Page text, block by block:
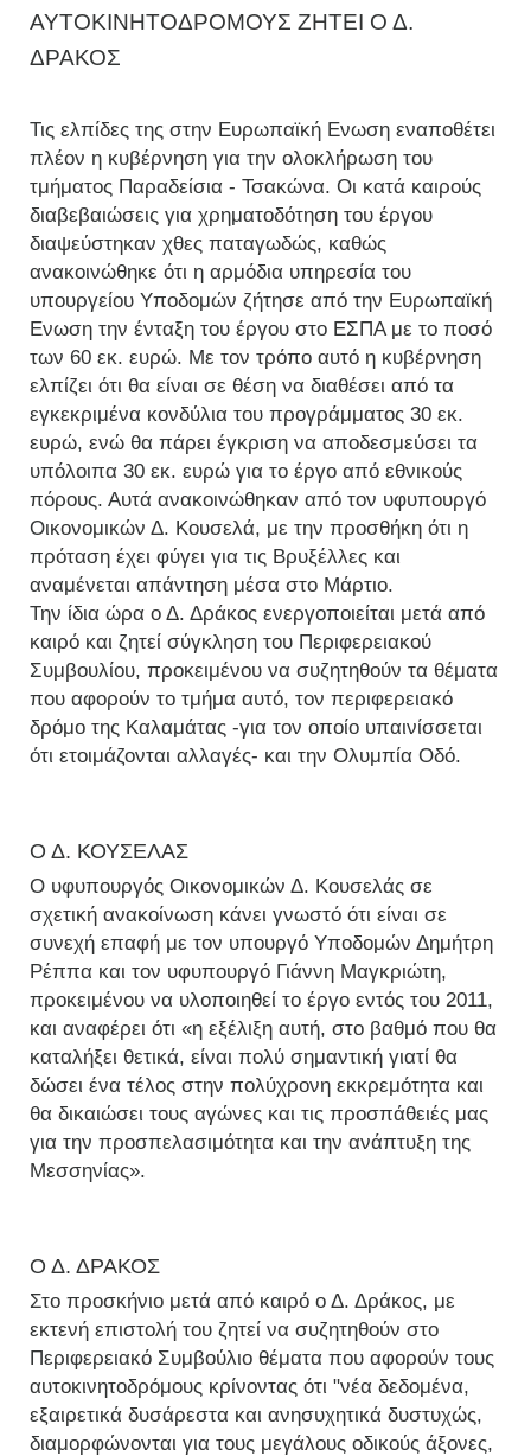
ΑΥΤΟΚΙΝΗΤΟΔΡΟΜΟΥΣ ΖΗΤΕΙ Ο Δ.
ΔΡΑΚΟΣ
Τις ελπίδες της στην Ευρωπαϊκή Ενωση εναποθέτει
πλέον η κυβέρνηση για την ολοκλήρωση του
τμήματος Παραδείσια - Τσακώνα. Οι κατά καιρούς
διαβεβαιώσεις για χρηματοδότηση του έργου
διαψεύστηκαν χθες παταγωδώς, καθώς
ανακοινώθηκε ότι η αρμόδια υπηρεσία του
υπουργείου Υποδομών ζήτησε από την Ευρωπαϊκή
Ενωση την ένταξη του έργου στο ΕΣΠΑ με το ποσό
των 60 εκ. ευρώ. Με τον τρόπο αυτό η κυβέρνηση
ελπίζει ότι θα είναι σε θέση να διαθέσει από τα
εγκεκριμένα κονδύλια του προγράμματος 30 εκ.
ευρώ, ενώ θα πάρει έγκριση να αποδεσμεύσει τα
υπόλοιπα 30 εκ. ευρώ για το έργο από εθνικούς
πόρους. Αυτά ανακοινώθηκαν από τον υφυπουργό
Οικονομικών Δ. Κουσελά, με την προσθήκη ότι η
πρόταση έχει φύγει για τις Βρυξέλλες και
αναμένεται απάντηση μέσα στο Μάρτιο.
Την ίδια ώρα ο Δ. Δράκος ενεργοποιείται μετά από
καιρό και ζητεί σύγκληση του Περιφερειακού
Συμβουλίου, προκειμένου να συζητηθούν τα θέματα
που αφορούν το τμήμα αυτό, τον περιφερειακό
δρόμο της Καλαμάτας -για τον οποίο υπαινίσσεται
ότι ετοιμάζονται αλλαγές- και την Ολυμπία Οδό.
Ο Δ. ΚΟΥΣΕΛΑΣ
Ο υφυπουργός Οικονομικών Δ. Κουσελάς σε
σχετική ανακοίνωση κάνει γνωστό ότι είναι σε
συνεχή επαφή με τον υπουργό Υποδομών Δημήτρη
Ρέππα και τον υφυπουργό Γιάννη Μαγκριώτη,
προκειμένου να υλοποιηθεί το έργο εντός του 2011,
και αναφέρει ότι «η εξέλιξη αυτή, στο βαθμό που θα
καταλήξει θετικά, είναι πολύ σημαντική γιατί θα
δώσει ένα τέλος στην πολύχρονη εκκρεμότητα και
θα δικαιώσει τους αγώνες και τις προσπάθειές μας
για την προσπελασιμότητα και την ανάπτυξη της
Μεσσηνίας».
Ο Δ. ΔΡΑΚΟΣ
Στο προσκήνιο μετά από καιρό ο Δ. Δράκος, με
εκτενή επιστολή του ζητεί να συζητηθούν στο
Περιφερειακό Συμβούλιο θέματα που αφορούν τους
αυτοκινητοδρόμους κρίνοντας ότι "νέα δεδομένα,
εξαιρετικά δυσάρεστα και ανησυχητικά δυστυχώς,
διαμορφώνονται για τους μεγάλους οδικούς άξονες,